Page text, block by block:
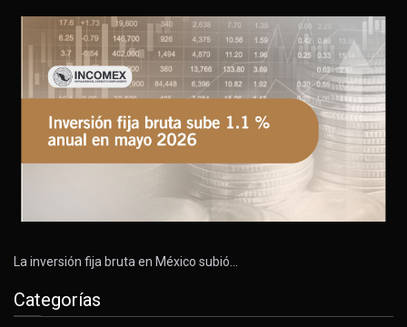
La inversión fija bruta en México subió…
Categorías